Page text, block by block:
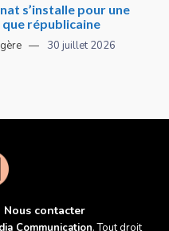
s’installe pour une
républicaine
30 juillet 2026
Nous contacter